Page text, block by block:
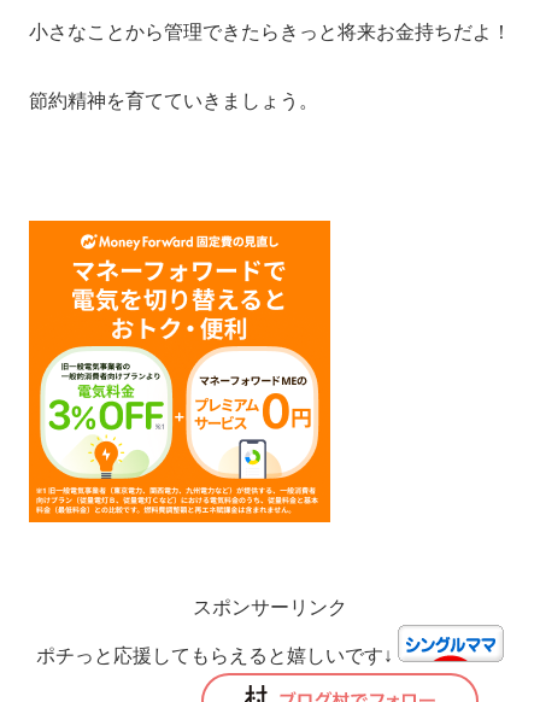
小さなことから管理できたらきっと将来お金持ちだよ！
節約精神を育てていきましょう。
スポンサーリンク
ポチっと応援してもらえると嬉しいです↓